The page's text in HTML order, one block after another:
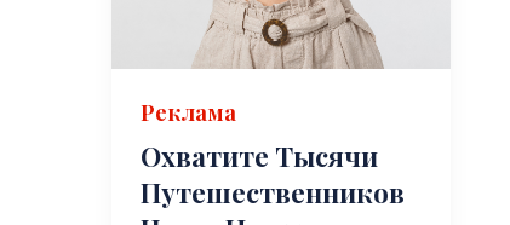
Реклама
Охватите Тысячи
Путешественников